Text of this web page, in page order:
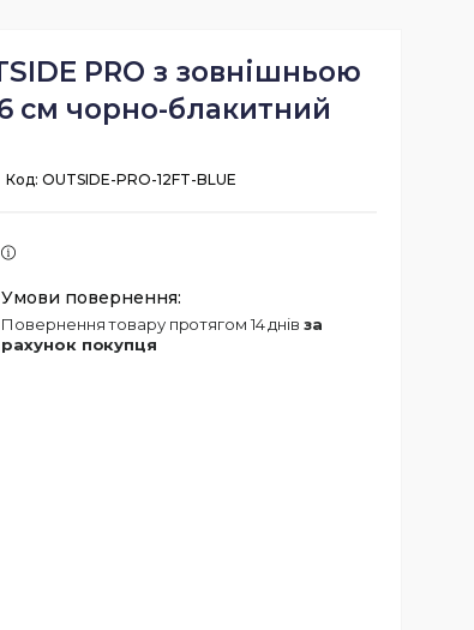
PRO з зовнішньою
см чорно-блакитний
Код: OUTSIDE-PRO-12FT-BLUE
повернення товару протягом 14 днів за
рахунок покупця